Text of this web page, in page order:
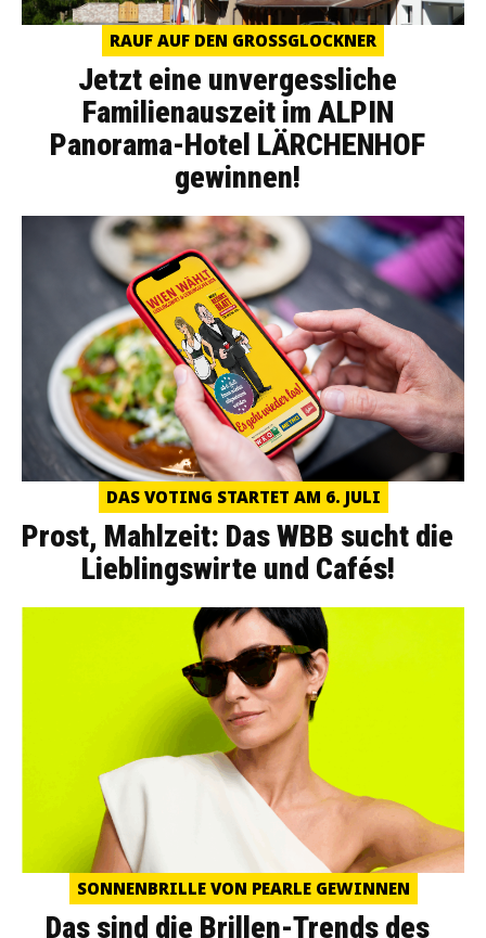
RAUF AUF DEN GROSSGLOCKNER
Jetzt eine unvergessliche
Familienauszeit im ALPIN
Panorama-Hotel LÄRCHENHOF
gewinnen!
DAS VOTING STARTET AM 6. JULI
Prost, Mahlzeit: Das WBB sucht die
Lieblingswirte und Cafés!
SONNENBRILLE VON PEARLE GEWINNEN
Das sind die Brillen-Trends des